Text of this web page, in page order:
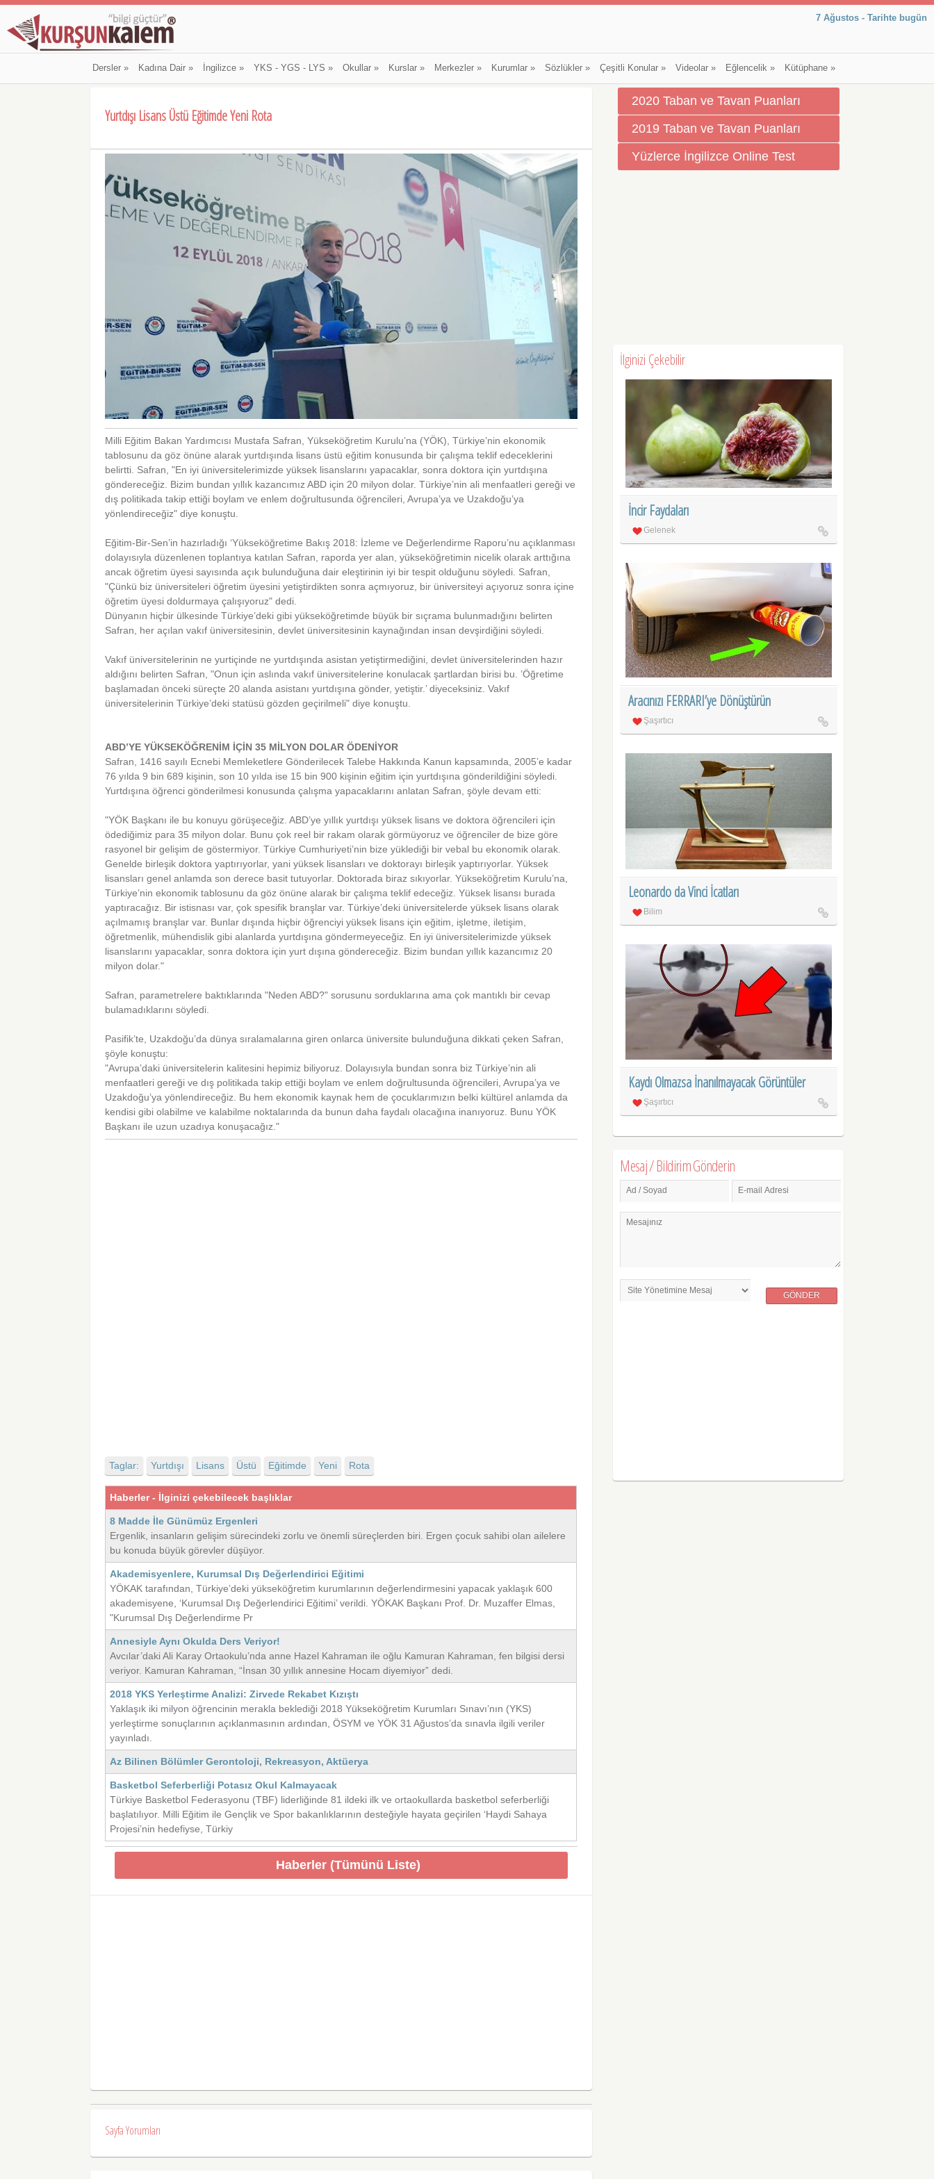
7 Ağustos - Tarihte bugün
Dersler» Kadına Dair» İngilizce» YKS - YGS - LYS » Okullar» Kurslar» Merkezler» Kurumlar» Sözlükler» Çeşitli Konular» Videolar» Eğlencelik» Kütüphane»
Yurtdışı Lisans Üstü Eğitimde Yeni Rota
Milli Eğitim Bakan Yardımcısı Mustafa Safran, Yükseköğretim Kurulu’na (YÖK), Türkiye’nin ekonomik
tablosunu da göz önüne alarak yurtdışında lisans üstü eğitim konusunda bir çalışma teklif edeceklerini
belirtti. Safran, "En iyi üniversitelerimizde yüksek lisanslarını yapacaklar, sonra doktora için yurtdışına
göndereceğiz. Bizim bundan yıllık kazancımız ABD için 20 milyon dolar. Türkiye’nin ali menfaatleri gereği ve
dış politikada takip ettiği boylam ve enlem doğrultusunda öğrencileri, Avrupa’ya ve Uzakdoğu’ya
yönlendireceğiz" diye konuştu.
Eğitim-Bir-Sen’in hazırladığı ‘Yükseköğretime Bakış 2018: İzleme ve Değerlendirme Raporu’nu açıklanması
dolayısıyla düzenlenen toplantıya katılan Safran, raporda yer alan, yükseköğretimin nicelik olarak arttığına
ancak öğretim üyesi sayısında açık bulunduğuna dair eleştirinin iyi bir tespit olduğunu söyledi. Safran,
"Çünkü biz üniversiteleri öğretim üyesini yetiştirdikten sonra açmıyoruz, bir üniversiteyi açıyoruz sonra içine
öğretim üyesi doldurmaya çalışıyoruz" dedi.
Dünyanın hiçbir ülkesinde Türkiye’deki gibi yükseköğretimde büyük bir sıçrama bulunmadığını belirten
Safran, her açılan vakıf üniversitesinin, devlet üniversitesinin kaynağından insan devşirdiğini söyledi.
Vakıf üniversitelerinin ne yurtiçinde ne yurtdışında asistan yetiştirmediğini, devlet üniversitelerinden hazır
aldığını belirten Safran, "Onun için aslında vakıf üniversitelerine konulacak şartlardan birisi bu. ’Öğretime
başlamadan önceki süreçte 20 alanda asistanı yurtdışına gönder, yetiştir.’ diyeceksiniz. Vakıf
üniversitelerinin Türkiye’deki statüsü gözden geçirilmeli" diye konuştu.
ABD’YE YÜKSEKÖĞRENİM İÇİN 35 MİLYON DOLAR ÖDENİYOR
Safran, 1416 sayılı Ecnebi Memleketlere Gönderilecek Talebe Hakkında Kanun kapsamında, 2005’e kadar
76 yılda 9 bin 689 kişinin, son 10 yılda ise 15 bin 900 kişinin eğitim için yurtdışına gönderildiğini söyledi.
Yurtdışına öğrenci gönderilmesi konusunda çalışma yapacaklarını anlatan Safran, şöyle devam etti:
"YÖK Başkanı ile bu konuyu görüşeceğiz. ABD’ye yıllık yurtdışı yüksek lisans ve doktora öğrencileri için
ödediğimiz para 35 milyon dolar. Bunu çok reel bir rakam olarak görmüyoruz ve öğrenciler de bize göre
rasyonel bir gelişim de göstermiyor. Türkiye Cumhuriyeti’nin bize yüklediği bir vebal bu ekonomik olarak.
Genelde birleşik doktora yaptırıyorlar, yani yüksek lisansları ve doktorayı birleşik yaptırıyorlar. Yüksek
lisansları genel anlamda son derece basit tutuyorlar. Doktorada biraz sıkıyorlar. Yükseköğretim Kurulu’na,
Türkiye’nin ekonomik tablosunu da göz önüne alarak bir çalışma teklif edeceğiz. Yüksek lisansı burada
yaptıracağız. Bir istisnası var, çok spesifik branşlar var. Türkiye’deki üniversitelerde yüksek lisans olarak
açılmamış branşlar var. Bunlar dışında hiçbir öğrenciyi yüksek lisans için eğitim, işletme, iletişim,
öğretmenlik, mühendislik gibi alanlarda yurtdışına göndermeyeceğiz. En iyi üniversitelerimizde yüksek
lisanslarını yapacaklar, sonra doktora için yurt dışına göndereceğiz. Bizim bundan yıllık kazancımız 20
milyon dolar."
Safran, parametrelere baktıklarında "Neden ABD?" sorusunu sorduklarına ama çok mantıklı bir cevap
bulamadıklarını söyledi.
Pasifik’te, Uzakdoğu’da dünya sıralamalarına giren onlarca üniversite bulunduğuna dikkati çeken Safran,
şöyle konuştu:
"Avrupa’daki üniversitelerin kalitesini hepimiz biliyoruz. Dolayısıyla bundan sonra biz Türkiye’nin ali
menfaatleri gereği ve dış politikada takip ettiği boylam ve enlem doğrultusunda öğrencileri, Avrupa’ya ve
Uzakdoğu’ya yönlendireceğiz. Bu hem ekonomik kaynak hem de çocuklarımızın belki kültürel anlamda da
kendisi gibi olabilme ve kalabilme noktalarında da bunun daha faydalı olacağına inanıyoruz. Bunu YÖK
Başkanı ile uzun uzadıya konuşacağız."
Taglar: Yurtdışı Lisans Üstü Eğitimde Yeni Rota
Haberler - İlginizi çekebilecek başlıklar
8 Madde İle Günümüz Ergenleri
Ergenlik, insanların gelişim sürecindeki zorlu ve önemli süreçlerden biri. Ergen çocuk sahibi olan ailelere
bu konuda büyük görevler düşüyor.
Akademisyenlere, Kurumsal Dış Değerlendirici Eğitimi
YÖKAK tarafından, Türkiye’deki yükseköğretim kurumlarının değerlendirmesini yapacak yaklaşık 600
akademisyene, ‘Kurumsal Dış Değerlendirici Eğitimi’ verildi. YÖKAK Başkanı Prof. Dr. Muzaffer Elmas,
"Kurumsal Dış Değerlendirme Pr
Annesiyle Aynı Okulda Ders Veriyor!
Avcılar’daki Ali Karay Ortaokulu’nda anne Hazel Kahraman ile oğlu Kamuran Kahraman, fen bilgisi dersi
veriyor. Kamuran Kahraman, “İnsan 30 yıllık annesine Hocam diyemiyor” dedi.
2018 YKS Yerleştirme Analizi: Zirvede Rekabet Kızıştı
Yaklaşık iki milyon öğrencinin merakla beklediği 2018 Yükseköğretim Kurumları Sınavı’nın (YKS)
yerleştirme sonuçlarının açıklanmasının ardından, ÖSYM ve YÖK 31 Ağustos’da sınavla ilgili veriler
yayınladı.
Az Bilinen Bölümler Gerontoloji, Rekreasyon, Aktüerya
Basketbol Seferberliği Potasız Okul Kalmayacak
Türkiye Basketbol Federasyonu (TBF) liderliğinde 81 ildeki ilk ve ortaokullarda basketbol seferberliği
başlatılıyor. Milli Eğitim ile Gençlik ve Spor bakanlıklarının desteğiyle hayata geçirilen ‘Haydi Sahaya
Projesi’nin hedefiyse, Türkiy
Haberler (Tümünü Liste)
Sayfa Yorumları
2020 Taban ve Tavan Puanları
2019 Taban ve Tavan Puanları
Yüzlerce İngilizce Online Test
İlginizi Çekebilir
İncir Faydaları
Gelenek
Aracınızı FERRARI’ye Dönüştürün
Şaşırtıcı
Leonardo da Vinci İcatları
Bilim
Kaydı Olmazsa İnanılmayacak Görüntüler
Şaşırtıcı
Mesaj / Bildirim Gönderin
Ad / Soyad E-mail Adresi
Mesajınız
GÖNDER